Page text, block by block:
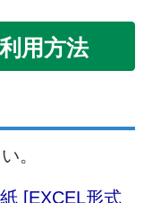
用方法
。
[EXCEL形式